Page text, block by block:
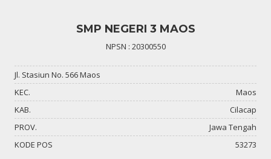
SMP NEGERI 3 MAOS
NPSN : 20300550
Jl. Stasiun No. 566 Maos
KEC.
Maos
KAB.
Cilacap
PROV.
Jawa Tengah
KODE POS
53273